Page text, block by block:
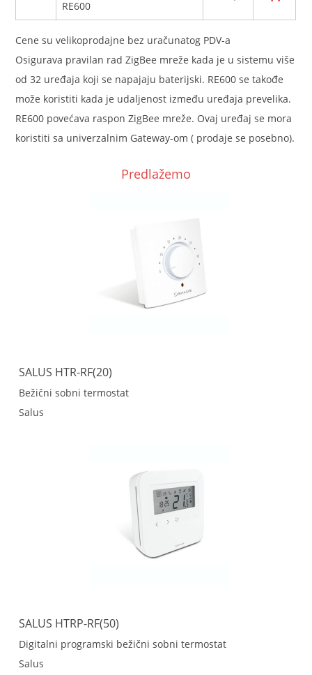
RE600
Cene su velikoprodajne bez uračunatog PDV-a
Osigurava pravilan rad ZigBee mreže kada je u sistemu više
od 32 uređaja koji se napajaju baterijski. RE600 se takođe
može koristiti kada je udaljenost između uređaja prevelika.
RE600 povećava raspon ZigBee mreže. Ovaj uređaj se mora
koristiti sa univerzalnim Gateway-om ( prodaje se posebno).
Predlažemo
SALUS HTR-RF(20)
Bežični sobni termostat
Salus
SALUS HTRP-RF(50)
Digitalni programski bežični sobni termostat
Salus